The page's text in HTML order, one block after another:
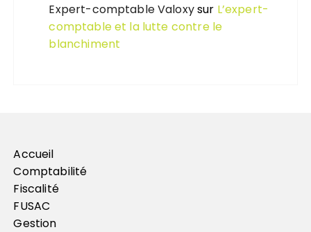
Expert-comptable Valoxysur L’expert-
comptable et la lutte contre le
blanchiment
Accueil
Comptabilité
Fiscalité
FUSAC
Gestion